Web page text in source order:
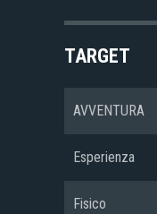
TARGET
AVVENTURA
Esperienza
Fisico